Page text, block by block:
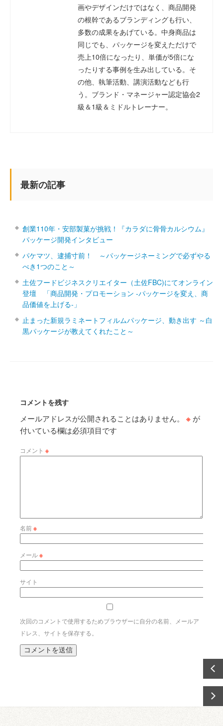
画やデザインだけではなく、商品開発
の根幹であるブランディングも行い、
多数の成果をあげている。中身商品は
同じでも、パッケージを変えただけで
売上10倍になったり、単価が5倍にな
ったりする事例を生み出している。そ
の他、執筆活動、講演活動なども行
う。ブランド・マネージャー認定協会2
級＆1級＆ミドルトレーナー。
最新の記事
創業110年・安部製菓が挑戦！『カラダに骨骨カルシウム』
パッケージ開発インタビュー
パケマツ、逮捕寸前！ ～パッケージネーミングで必ずやる
べき1つのこと～
土佐フードビジネスクリエイター（土佐FBC)にてオンライン
登壇 「商品開発・プロモーション ‐パッケージを変え、商
品価値を上げる‐」
止まった新規ラミネートフィルムパッケージ、動き出す ～白
黒パッケージが教えてくれたこと～
コメントを残す
メールアドレスが公開されることはありません。 ※ が
付いている欄は必須項目です
コメント ※
名前※
メール※
サイト
次回のコメントで使用するためブラウザーに自分の名前、メールア
ドレス、サイトを保存する。